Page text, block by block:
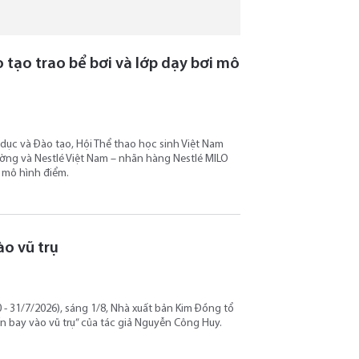
tạo trao bể bơi và lớp dạy bơi mô
và Đào tạo, Hội Thể thao học sinh Việt Nam
và Nestlé Việt Nam – nhãn hàng Nestlé MILO
hình điểm.
vũ trụ
31/7/2026), sáng 1/8, Nhà xuất bản Kim Đồng tổ
vào vũ trụ” của tác giả Nguyễn Công Huy.